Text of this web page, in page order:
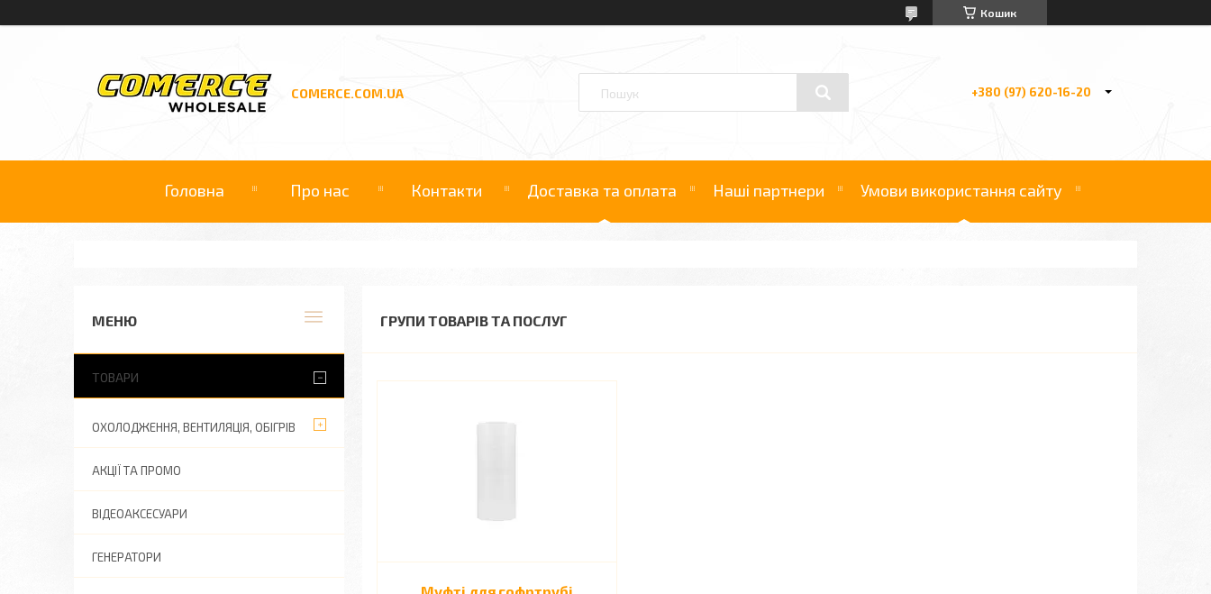
Кошик
COMERCE.COM.UA +380 (97) 620-16-20
Головна Про нас Контакти Доставка та оплата Наші партнери Умови використання сайту
ГРУПИ ТОВАРІВ ТА ПОСЛУГ
ТОВАРИ
ОХОЛОДЖЕННЯ, ВЕНТИЛЯЦІЯ, ОБІГРІВ
АКЦІЇ ТА ПРОМО
ВІДЕОАКСЕСУАРИ
ГЕНЕРАТОРИ